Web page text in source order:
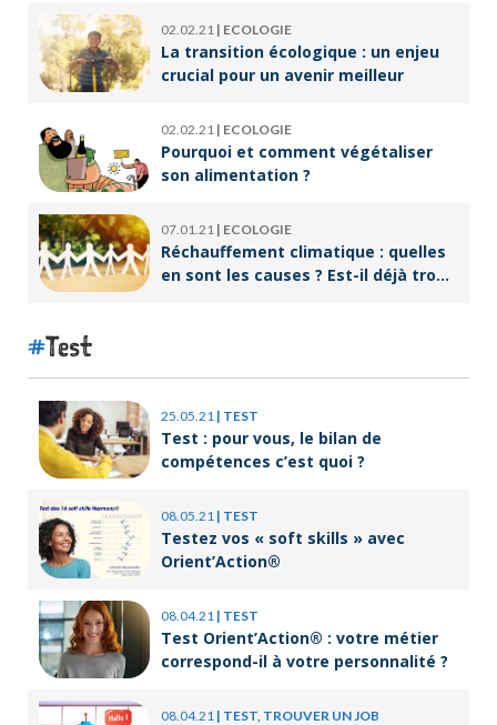
02.02.21 | ECOLOGIE
La transition écologique : un enjeu
crucial pour un avenir meilleur
02.02.21 | ECOLOGIE
Pourquoi et comment végétaliser
son alimentation ?
07.01.21 | ECOLOGIE
Réchauffement climatique : quelles
en sont les causes ? Est-il déjà trop
Test
25.05.21 | TEST
Test : pour vous, le bilan de
compétences c’est quoi ?
08.05.21 | TEST
Testez vos « soft skills » avec
Orient’Action®
08.04.21 | TEST
Test Orient’Action® : votre métier
correspond-il à votre personnalité ?
08.04.21 | TEST, TROUVER UN JOB